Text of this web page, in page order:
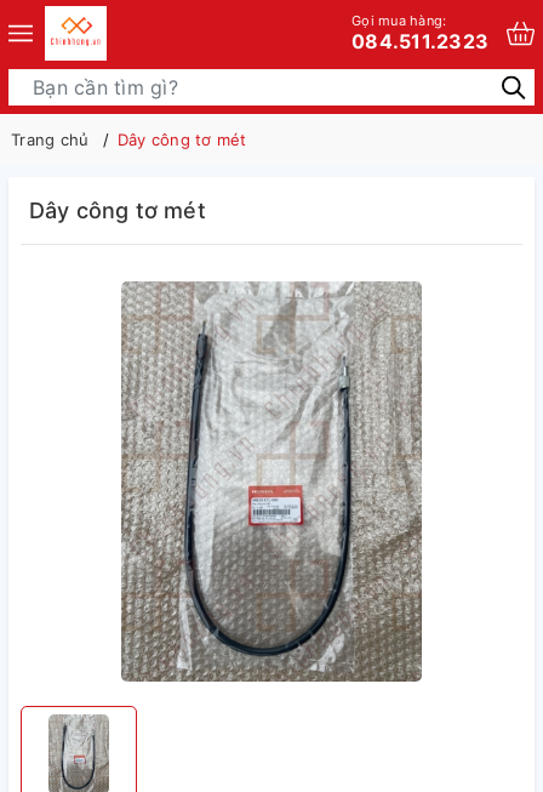
Gọi mua hàng:
084.511.2323
Trang chủ Dây công tơ mét
Dây công tơ mét